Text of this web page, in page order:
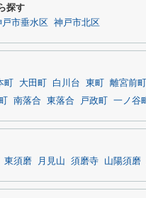
探す
戸市垂水区 神戸市北区
大田町 白川台 東町 離宮前町
南落合 東落合 戸政町 一ノ谷町
東須磨 月見山 須磨寺 山陽須磨